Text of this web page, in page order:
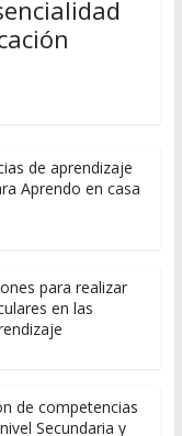
de aprendizaje
Aprendo en casa
para realizar
en las
de competencias
Secundaria y